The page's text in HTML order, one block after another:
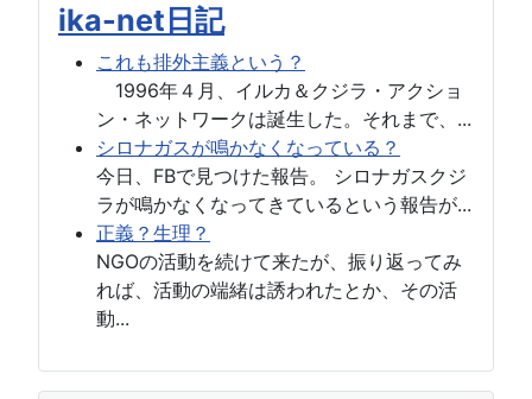
ika-net日記
これも排外主義という？
1996年４月、イルカ＆クジラ・アクショ
ン・ネットワークは誕生した。それまで、...
シロナガスが鳴かなくなっている？
今日、FBで見つけた報告。 シロナガスクジ
ラが鳴かなくなってきているという報告が...
正義？生理？
NGOの活動を続けて来たが、振り返ってみ
れば、活動の端緒は誘われたとか、その活
動...